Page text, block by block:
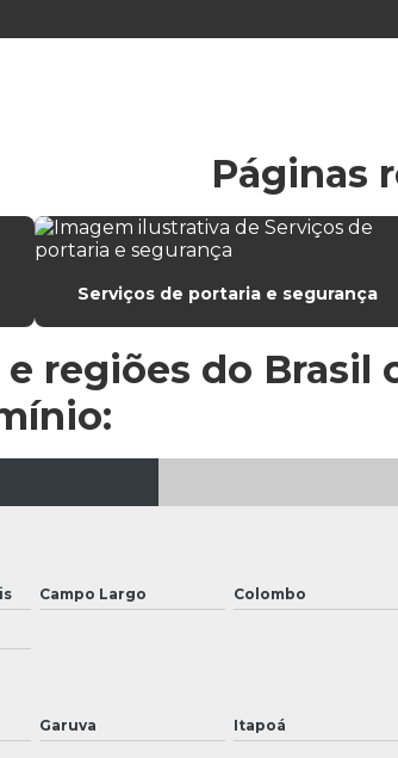
Páginas
Serviços de portaria e segurança
regiões do Brasil
Campo Largo Colombo
Garuva Itapoá